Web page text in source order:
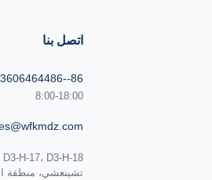
اتصل بنا
86--13606464486
8:00-18:00
تشينغشي، منطقة